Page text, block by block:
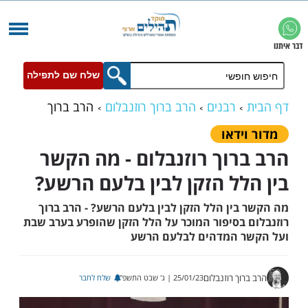
שלח שם לתפילה
רבנים הרב ברוך רוזנבלום
- מה הקשר בין הלל הזקן לבין בלעם הרשע?
רוזנבלום - מה הקשר
הזקן לבין בלעם הרשע?
בסיפור המוכר על הלל הזקן שהופרע בערב שבת
המדהים לבלעם הרשע